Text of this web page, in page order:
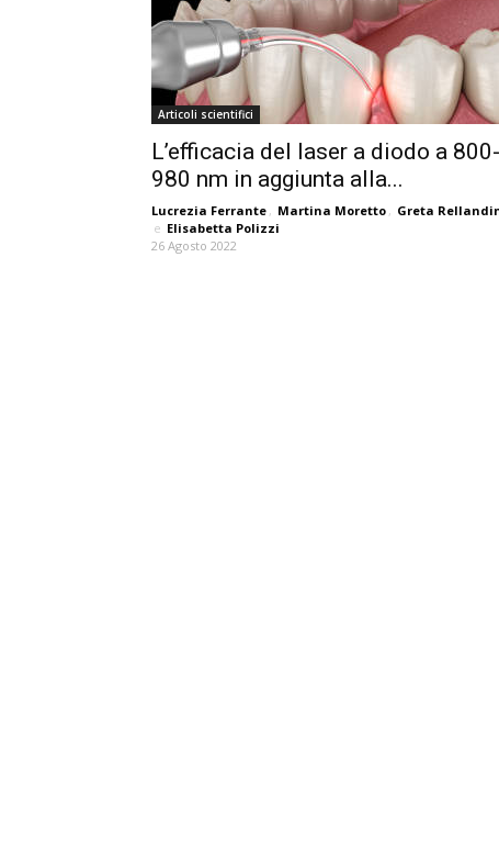
Articoli scientifici
L’efficacia del laser a diodo a 800-
980 nm in aggiunta alla...
Lucrezia Ferrante , Martina Moretto , Greta
e Elisabetta Polizzi
26 Agosto 2022